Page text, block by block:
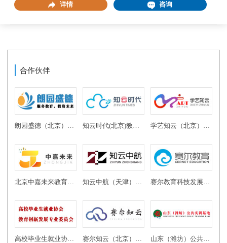
详情 咨询
合作伙伴
北京中嘉未来教育科技有限公司 知云中航（天津）教育科技有限公司 赛尔教育科技发展有限公司
山东（潍坊）公共实训基地